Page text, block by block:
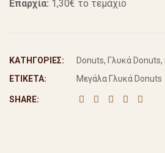
Επαρχία: 1,30€ το τεμάχιο
ΚΑΤΗΓΟΡΊΕΣ: Donuts, Γλυκά Donuts,
ΕΤΙΚΈΤΑ:
Μεγάλα Γλυκά Donuts
SHARE: